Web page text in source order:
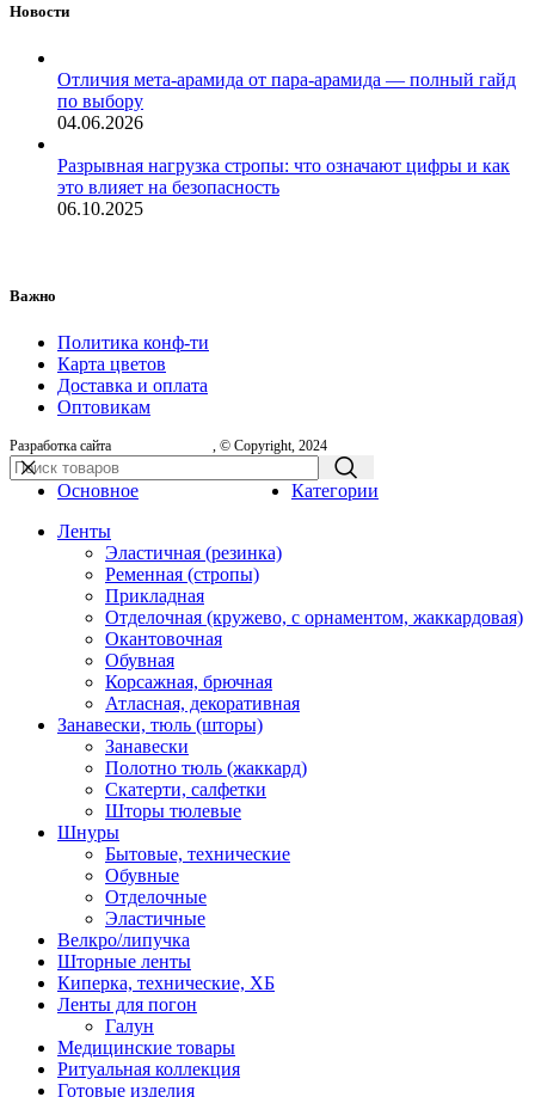
Новости
Отличия мета-арамида от пара-арамида — полный гайд
по выбору
04.06.2026
Разрывная нагрузка стропы: что означают цифры и как
это влияет на безопасность
06.10.2025
Важно
Политика конф-ти
Карта цветов
Доставка и оплата
Оптовикам
Разработка сайта , © Copyright, 2024
Основное
Категории
Ленты
Эластичная (резинка)
Ременная (стропы)
Прикладная
Отделочная (кружево, с орнаментом, жаккардовая)
Окантовочная
Обувная
Корсажная, брючная
Атласная, декоративная
Занавески, тюль (шторы)
Занавески
Полотно тюль (жаккард)
Скатерти, салфетки
Шторы тюлевые
Шнуры
Бытовые, технические
Обувные
Отделочные
Эластичные
Велкро/липучка
Шторные ленты
Киперка, технические, ХБ
Ленты для погон
Галун
Медицинские товары
Ритуальная коллекция
Готовые изделия